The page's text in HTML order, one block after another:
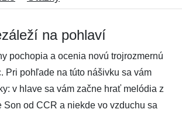
na pohlaví
pochopia a ocenia novú trojrozmernú
Pri pohľade na túto nášivku sa vám
v hlave sa vám začne hrať melódia z
Son od CCR a niekde vo vzduchu sa